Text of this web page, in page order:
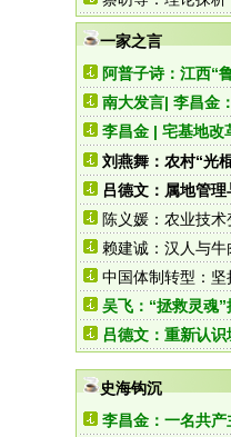
一家之言
阿普子诗：江西“
南大发言| 李昌金
李昌金 | 宅基地改
刘燕舞：农村“光
吕德文：属地管
陈义媛：农业技
赖建诚：汉人与牛
中国体制转型：
吴飞：“拯救灵魂
吕德文：重新认
史海钩沉
李昌金：一名共